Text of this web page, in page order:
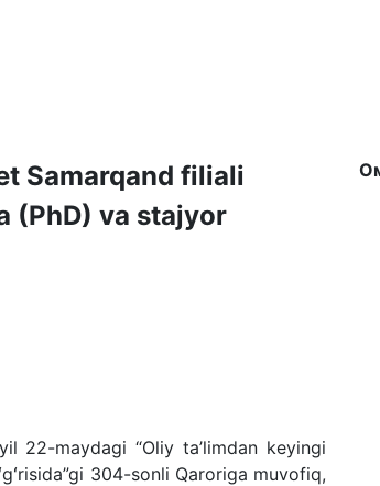
Samarqand filiali
(PhD) va stajyor
22-maydagi “Oliy ta’limdan keyingi
”gi 304-sonli Qaroriga muvofiq,